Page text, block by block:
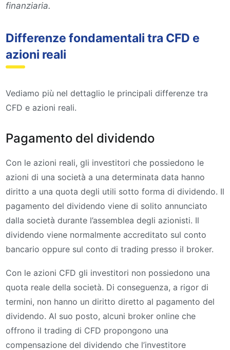
finanziaria.
Differenze fondamentali tra CFD e
azioni reali
Vediamo più nel dettaglio le principali differenze tra
CFD e azioni reali.
Pagamento del dividendo
Con le azioni reali, gli investitori che possiedono le
azioni di una società a una determinata data hanno
diritto a una quota degli utili sotto forma di dividendo. Il
pagamento del dividendo viene di solito annunciato
dalla società durante l’assemblea degli azionisti. Il
dividendo viene normalmente accreditato sul conto
bancario oppure sul conto di trading presso il broker.
Con le azioni CFD gli investitori non possiedono una
quota reale della società. Di conseguenza, a rigor di
termini, non hanno un diritto diretto al pagamento del
dividendo. Al suo posto, alcuni broker online che
offrono il trading di CFD propongono una
compensazione del dividendo che l’investitore